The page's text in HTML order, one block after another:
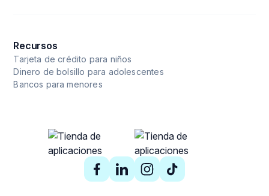
Recursos
Tarjeta de crédito para niños
Dinero de bolsillo para adolescentes
Bancos para menores